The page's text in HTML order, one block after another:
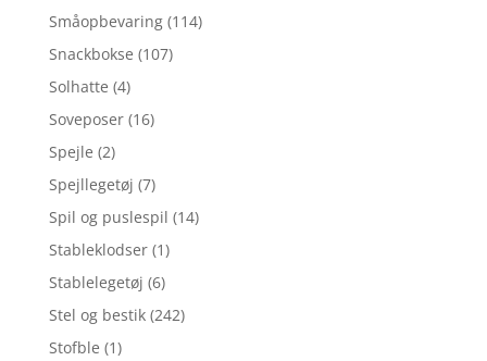
Småopbevaring (114)
Snackbokse (107)
Solhatte (4)
Soveposer (16)
Spejle (2)
Spejllegetøj (7)
Spil og puslespil (14)
Stableklodser (1)
Stablelegetøj (6)
Stel og bestik (242)
Stofble (1)